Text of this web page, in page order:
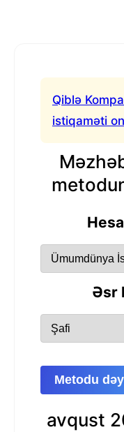
Qiblə
istiqaməti
Əsr
Metodu
avqust